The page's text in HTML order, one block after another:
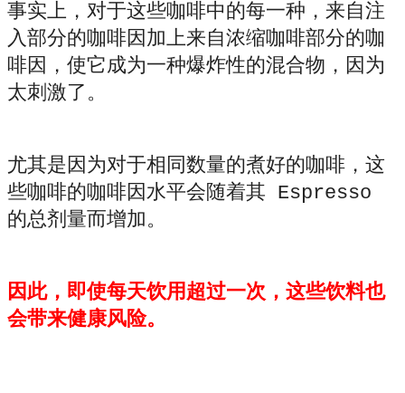
事实上，对于这些咖啡中的每一种，来自注
入部分的咖啡因加上来自浓缩咖啡部分的咖
啡因，使它成为一种爆炸性的混合物，因为
太刺激了。
尤其是因为对于相同数量的煮好的咖啡，这
些咖啡的咖啡因水平会随着其 Espresso
的总剂量而增加。
因此，即使每天饮用超过一次，这些饮料也
会带来健康风险。